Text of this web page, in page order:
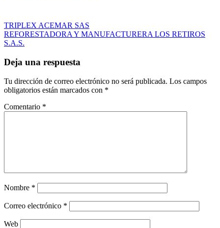
Navegación
de
Entrada
anterior:
TRIPLEX ACEMAR SAS
Entrada
siguiente:
REFORESTADORA Y MANUFACTURERA LOS RETIROS
S.A.S.
Deja una respuesta
Tu dirección de correo electrónico no será publicada. Los campos
obligatorios están marcados con *
Comentario *
Nombre *
Correo electrónico *
Web